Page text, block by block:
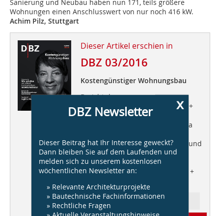
Sanierung und Neubau haben nun 171, teils größere
Wohnungen einen Anschlusswert von nur noch 416 kW.
Achim Pilz, Stuttgart
Dieser Artikel erschien in
DBZ 03/2016
Kostengünstiger Wohnungsbau
Bericht der
Baukostensenkungskomission +++
Im Gespräch mit
Bundesbauministerin Dr. Barbara
kostengünstigen Wohnungsbau, und
wie wir das schaffen können +++
Sieben Projekte kostengünstiger
Wohnungsbau +++ Spezial: Light +
Ressort: Architektur
x
DBZ Newsletter
Dieser Beitrag hat Ihr Interesse geweckt?
Dann bleiben Sie auf dem Laufenden und
melden sich zu unserem kostenlosen
wöchentlichen Newsletter an:
» Relevante Architekturprojekte
» Bautechnische Fachinformationen
» Rechtliche Fragen